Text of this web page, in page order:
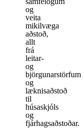
og
veita
mikilvæga
aðstoð,
allt
frá
leitar-
og
björgunarstörfum
og
læknisaðstoð
til
húsaskjóls
og
fjárhagsaðstoðar.